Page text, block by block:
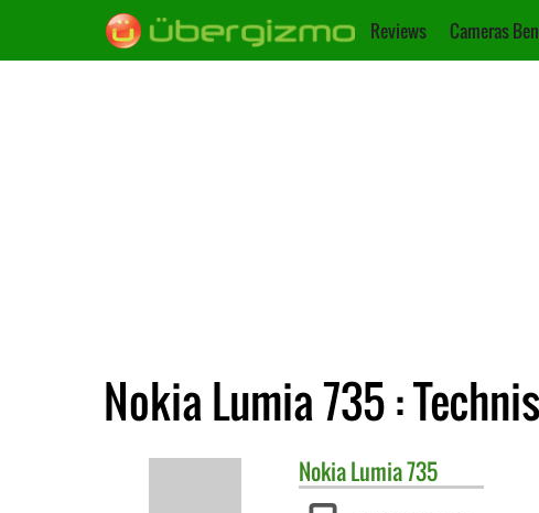
Reviews Cameras
Nokia Lumia 735 :
NokiaLumia 735